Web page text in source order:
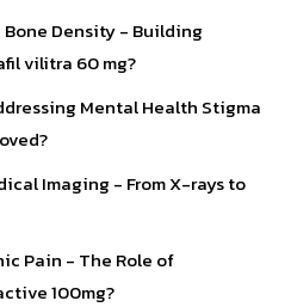
Density - Building
vilitra 60 mg?
Mental Health Stigma
Imaging - From X-rays to
Pain - The Role of
100mg?